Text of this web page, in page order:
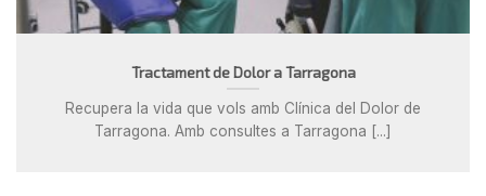
Tractament de Dolor a Tarragona
Recupera la vida que vols amb Clínica del Dolor de
Tarragona. Amb consultes a Tarragona [...]